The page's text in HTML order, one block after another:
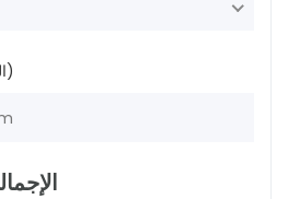
📧 Email (البريد الإلكتروني)
💰